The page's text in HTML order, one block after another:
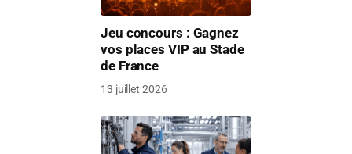
Jeu concours : Gagnez
vos places VIP au Stade
de France
13 juillet 2026